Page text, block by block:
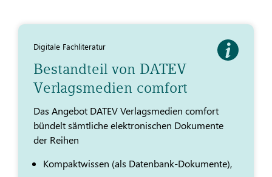
Digitale Fachliteratur
Bestandteil von DATEV
Verlagsmedien comfort
Das Angebot DATEV Verlagsmedien comfort
bündelt sämtliche elektronischen Dokumente
der Reihen
Kompaktwissen (als Datenbank-Dokumente),